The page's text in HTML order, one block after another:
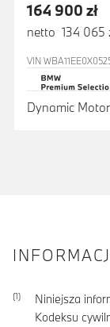
164 900 zł
netto 134 065
VIN
Dynamic
Niniejsza
Kodeksu